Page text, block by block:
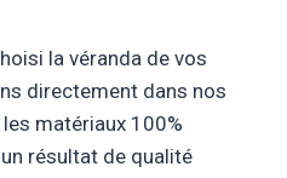
la véranda de vos
directement dans nos
matériaux 100%
résultat de qualité